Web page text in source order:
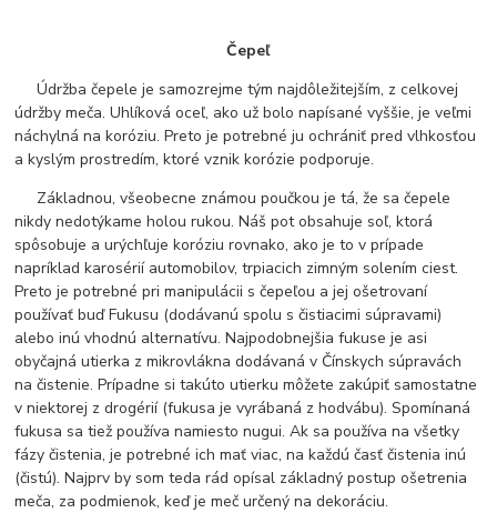
Čepeľ
Údržba čepele je samozrejme tým najdôležitejším, z celkovej
údržby meča. Uhlíková oceľ, ako už bolo napísané vyššie, je veľmi
náchylná na koróziu. Preto je potrebné ju ochrániť pred vlhkosťou
a kyslým prostredím, ktoré vznik korózie podporuje.
Základnou, všeobecne známou poučkou je tá, že sa čepele
nikdy nedotýkame holou rukou. Náš pot obsahuje soľ, ktorá
spôsobuje a urýchľuje koróziu rovnako, ako je to v prípade
napríklad karosérií automobilov, trpiacich zimným solením ciest.
Preto je potrebné pri manipulácii s čepeľou a jej ošetrovaní
používať buď Fukusu (dodávanú spolu s čistiacimi súpravami)
alebo inú vhodnú alternatívu. Najpodobnejšia fukuse je asi
obyčajná utierka z mikrovlákna dodávaná v Čínskych súpravách
na čistenie. Prípadne si takúto utierku môžete zakúpiť samostatne
v niektorej z drogérií (fukusa je vyrábaná z hodvábu). Spomínaná
fukusa sa tiež používa namiesto nugui. Ak sa používa na všetky
fázy čistenia, je potrebné ich mať viac, na každú časť čistenia inú
(čistú). Najprv by som teda rád opísal základný postup ošetrenia
meča, za podmienok, keď je meč určený na dekoráciu.